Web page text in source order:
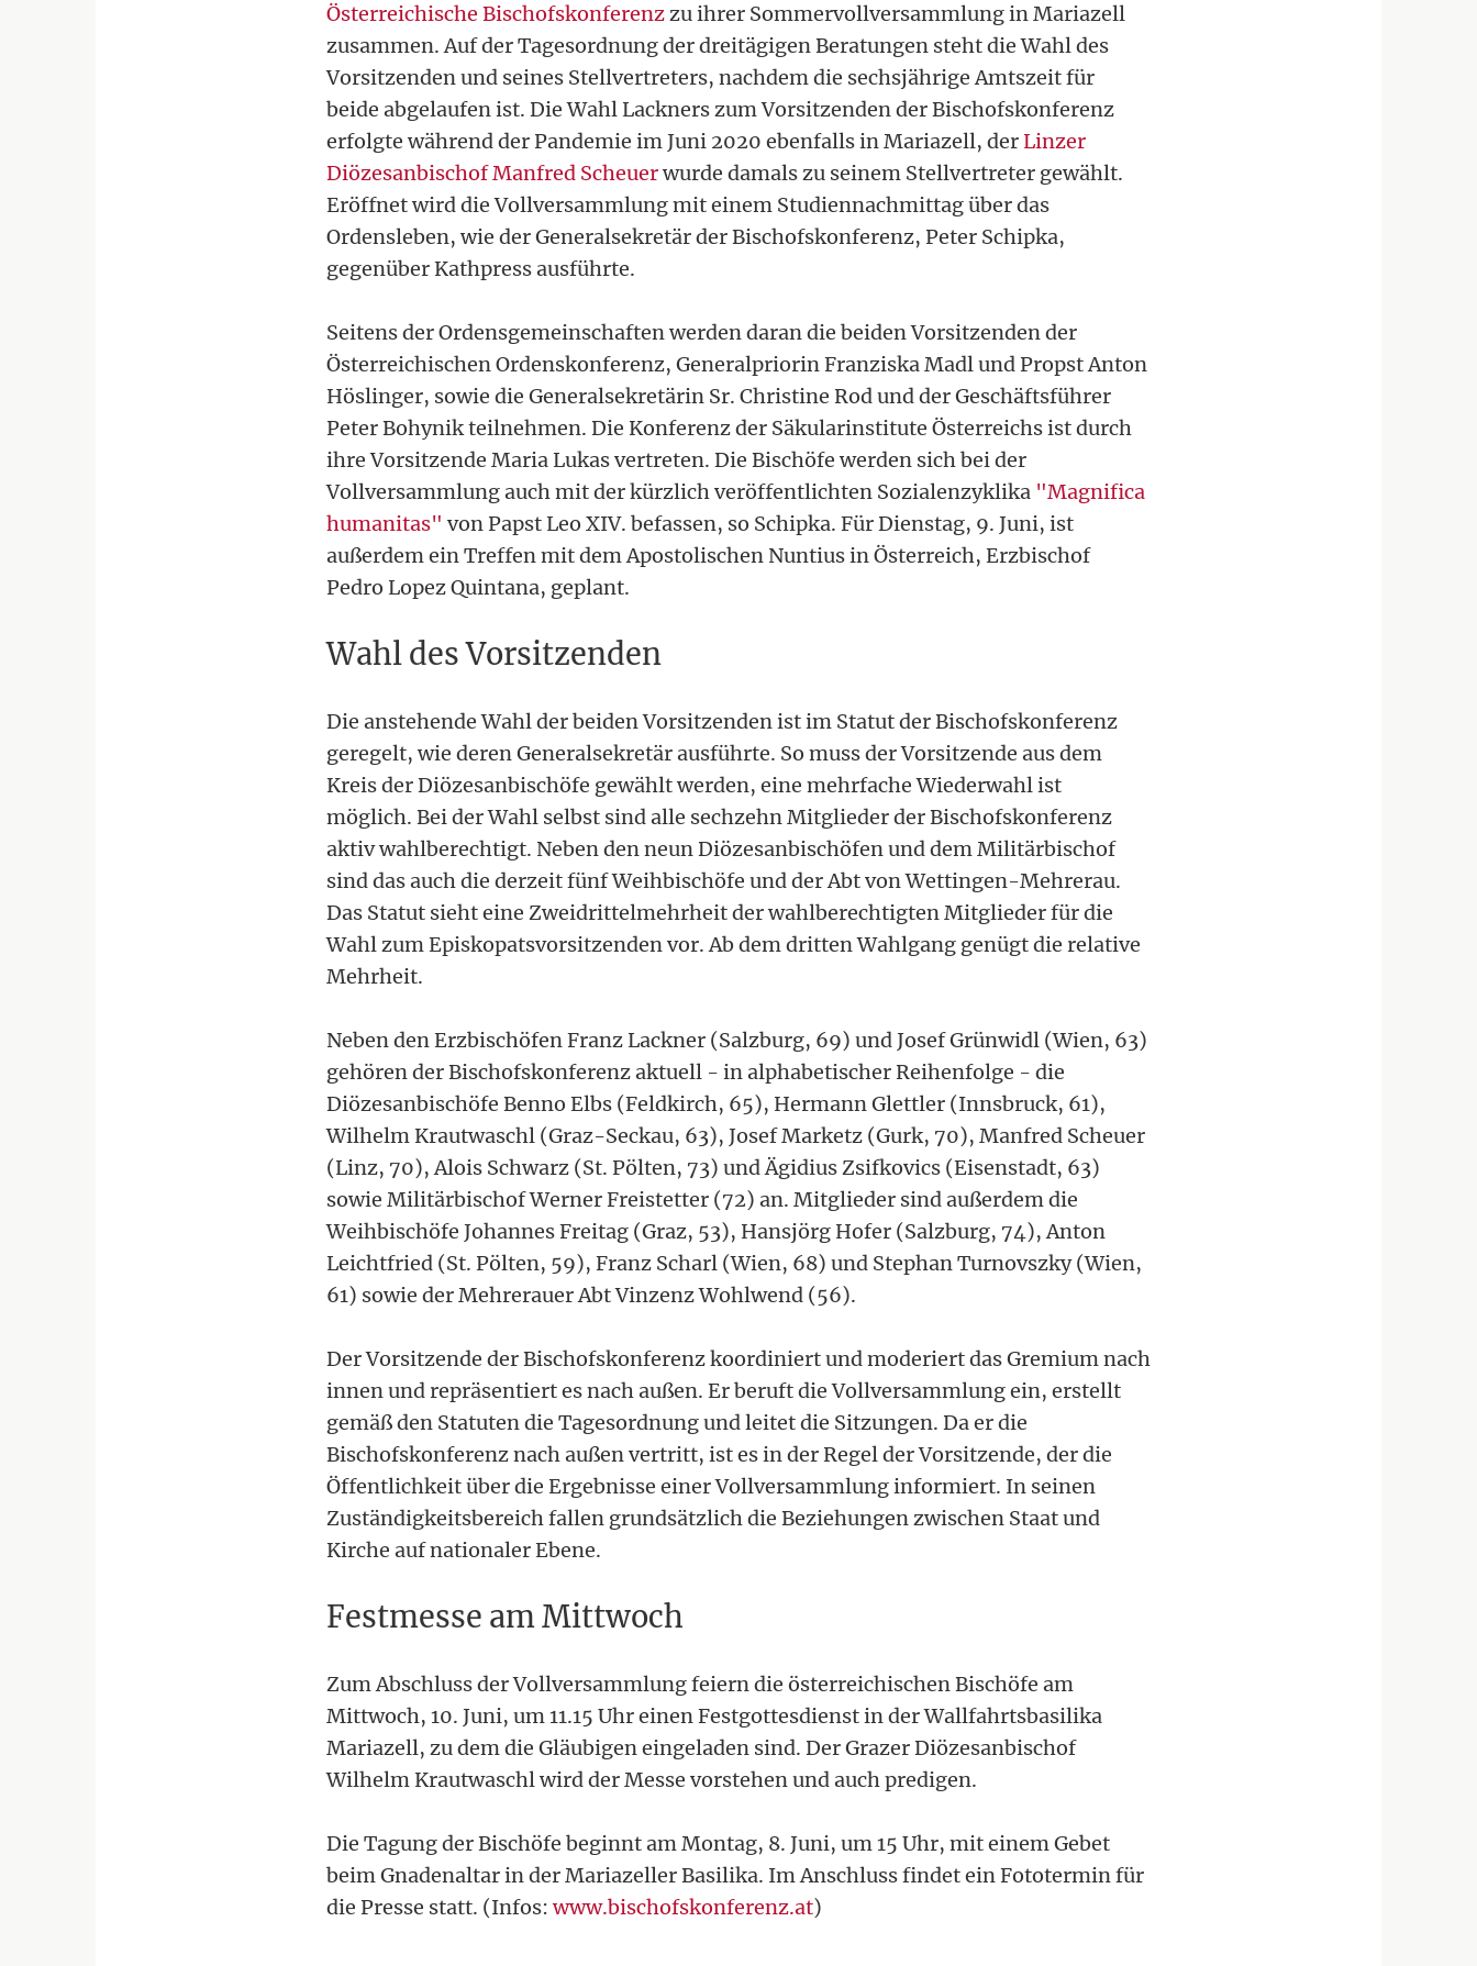
Österreichische Bischofskonferenzzu ihrer Sommervollversammlung in Mariazell
zusammen. Auf der Tagesordnung der dreitägigen Beratungen steht die Wahl des
Vorsitzenden und seines Stellvertreters, nachdem die sechsjährige Amtszeit für
beide abgelaufen ist. Die Wahl Lackners zum Vorsitzenden der Bischofskonferenz
erfolgte während der Pandemie im Juni 2020 ebenfalls in Mariazell, derLinzer
Diözesanbischof Manfred Scheuerwurde damals zu seinem Stellvertreter gewählt.
Eröffnet wird die Vollversammlung mit einem Studiennachmittag über das
Ordensleben, wie der Generalsekretär der Bischofskonferenz, Peter Schipka,
gegenüber Kathpress ausführte.
Seitens der Ordensgemeinschaften werden daran die beiden Vorsitzenden der
Österreichischen Ordenskonferenz, Generalpriorin Franziska Madl und Propst Anton
Höslinger, sowie die Generalsekretärin Sr. Christine Rod und der Geschäftsführer
Peter Bohynik teilnehmen. Die Konferenz der Säkularinstitute Österreichs ist durch
ihre Vorsitzende Maria Lukas vertreten. Die Bischöfe werden sich bei der
Vollversammlung auch mit der kürzlich veröffentlichten Sozialenzyklika "Magnifica
humanitas" von Papst Leo XIV. befassen, so Schipka. Für Dienstag, 9. Juni, ist
außerdem ein Treffen mit dem Apostolischen Nuntius in Österreich, Erzbischof
Pedro Lopez Quintana, geplant.
Wahl des Vorsitzenden
Die anstehende Wahl der beiden Vorsitzenden ist im Statut der Bischofskonferenz
geregelt, wie deren Generalsekretär ausführte. So muss der Vorsitzende aus dem
Kreis der Diözesanbischöfe gewählt werden, eine mehrfache Wiederwahl ist
möglich. Bei der Wahl selbst sind alle sechzehn Mitglieder der Bischofskonferenz
aktiv wahlberechtigt. Neben den neun Diözesanbischöfen und dem Militärbischof
sind das auch die derzeit fünf Weihbischöfe und der Abt von Wettingen-Mehrerau.
Das Statut sieht eine Zweidrittelmehrheit der wahlberechtigten Mitglieder für die
Wahl zum Episkopatsvorsitzenden vor. Ab dem dritten Wahlgang genügt die relative
Mehrheit.
Neben den Erzbischöfen Franz Lackner (Salzburg, 69) und Josef Grünwidl (Wien, 63)
gehören der Bischofskonferenz aktuell - in alphabetischer Reihenfolge - die
Diözesanbischöfe Benno Elbs (Feldkirch, 65), Hermann Glettler (Innsbruck, 61),
Wilhelm Krautwaschl (Graz-Seckau, 63), Josef Marketz (Gurk, 70), Manfred Scheuer
(Linz, 70), Alois Schwarz (St. Pölten, 73) und Ägidius Zsifkovics (Eisenstadt, 63)
sowie Militärbischof Werner Freistetter (72) an. Mitglieder sind außerdem die
Weihbischöfe Johannes Freitag (Graz, 53), Hansjörg Hofer (Salzburg, 74), Anton
Leichtfried (St. Pölten, 59), Franz Scharl (Wien, 68) und Stephan Turnovszky (Wien,
61) sowie der Mehrerauer Abt Vinzenz Wohlwend (56).
Der Vorsitzende der Bischofskonferenz koordiniert und moderiert das Gremium nach
innen und repräsentiert es nach außen. Er beruft die Vollversammlung ein, erstellt
gemäß den Statuten die Tagesordnung und leitet die Sitzungen. Da er die
Bischofskonferenz nach außen vertritt, ist es in der Regel der Vorsitzende, der die
Öffentlichkeit über die Ergebnisse einer Vollversammlung informiert. In seinen
Zuständigkeitsbereich fallen grundsätzlich die Beziehungen zwischen Staat und
Kirche auf nationaler Ebene.
Festmesse am Mittwoch
Zum Abschluss der Vollversammlung feiern die österreichischen Bischöfe am
Mittwoch, 10. Juni, um 11.15 Uhr einen Festgottesdienst in der Wallfahrtsbasilika
Mariazell, zu dem die Gläubigen eingeladen sind. Der Grazer Diözesanbischof
Wilhelm Krautwaschl wird der Messe vorstehen und auch predigen.
Die Tagung der Bischöfe beginnt am Montag, 8. Juni, um 15 Uhr, mit einem Gebet
beim Gnadenaltar in der Mariazeller Basilika. Im Anschluss findet ein Fototermin für
die Presse statt. (Infos:www.bischofskonferenz.at)